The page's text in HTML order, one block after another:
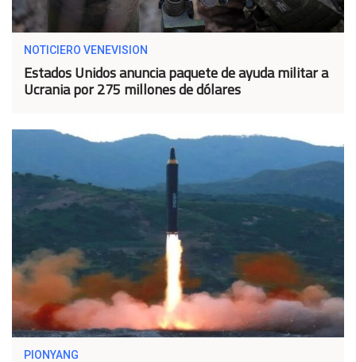
NOTICIERO VENEVISION
Estados Unidos anuncia paquete de ayuda militar a
Ucrania por 275 millones de dólares
PIONYANG